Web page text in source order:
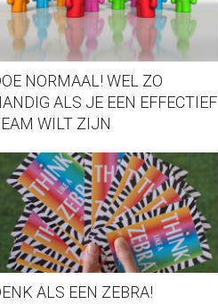
NORMAAL! WEL ZO
ALS JE EEN EFFECTIEF
WILT ZIJN
ALS EEN ZEBRA!